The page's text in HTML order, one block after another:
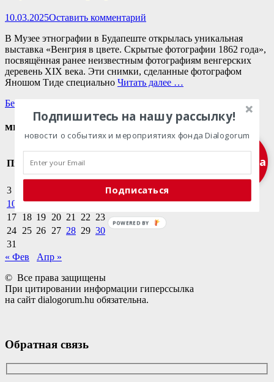
Опубликовано
10.03.2025Оставить комментарий
В Музее этнографии в Будапеште открылась уникальная
выставка «Венгрия в цвете. Скрытые фотографии 1862 года»,
посвящённая ранее неизвестным фотографиям венгерских
деревень XIX века. Эти снимки, сделанные фотографом
Яношом Тиде специально Читать далее …
Категории
Без рубрики
мы в социальных сетях
Facebook
Twitter
Email
Instagram
VKontakte
Сайт
Телефон
Пн
Вт Ср Чт Пт Сб
1
2
3
10
11 12 13 14 15 16
17 18 19 20 21 22 23
24 25 26 27 28 29 30
31
« Фев
Апр »
© Все права защищены
При цитировании информации гиперссылка
на сайт dialogorum.hu обязательна.
Обратная связь
Подписка
Подпишитесь на нашу рассылку!
новости о событиях и мероприятиях фонда Dialogorum
Подписаться
POWERED BY